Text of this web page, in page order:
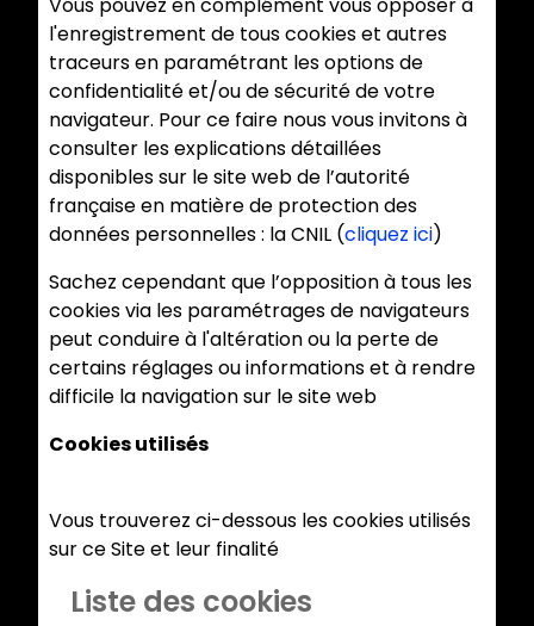
l'enregistrement de tous cookies et autres
traceurs en paramétrant les options de
confidentialité et/ou de sécurité de votre
navigateur. Pour ce faire nous vous invitons à
consulter les explications détaillées
disponibles sur le site web de l’autorité
française en matière de protection des
données personnelles : la CNIL (cliquez ici)
Sachez cependant que l’opposition à tous les
cookies via les paramétrages de navigateurs
peut conduire à l'altération ou la perte de
certains réglages ou informations et à rendre
difficile la navigation sur le site web
Cookies utilisés
Vous trouverez ci-dessous les cookies utilisés
sur ce Site et leur finalité
Liste des cookies